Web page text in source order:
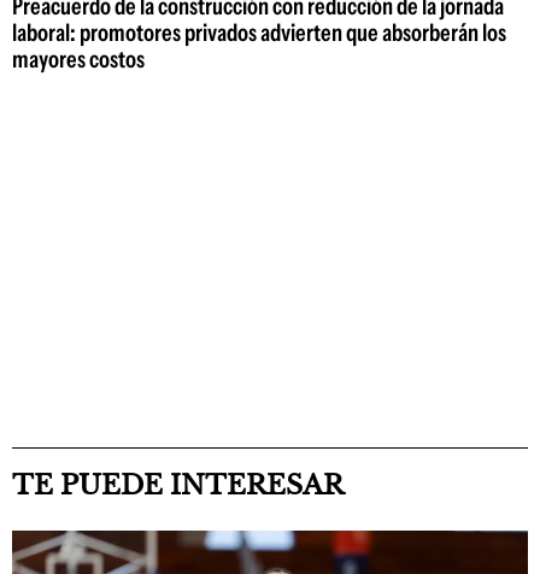
Preacuerdo de la construcción con reducción de la jornada
laboral: promotores privados advierten que absorberán los
mayores costos
TE PUEDE INTERESAR